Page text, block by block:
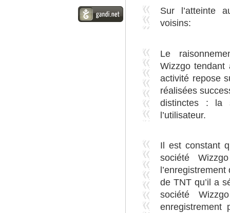
Sur l’atteinte
voisins:
Le
Wizzgo tendant
activité repose
réalisées
distinctes : la
l’utilisateur.
Il est constant
société
de TNT qu’il a
société